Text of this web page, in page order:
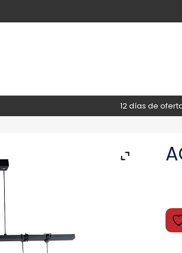
12 días de